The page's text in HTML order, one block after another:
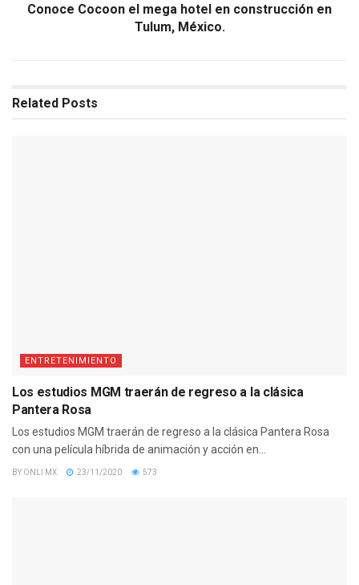
Conoce Cocoon el mega hotel en construcción en
Tulum, México.
Related Posts
ENTRETENIMIENTO
Los estudios MGM traerán de regreso a la clásica
Pantera Rosa
Los estudios MGM traerán de regreso a la clásica Pantera Rosa
con una película híbrida de animación y acción en...
BY ONLI MX 23/11/2020 573